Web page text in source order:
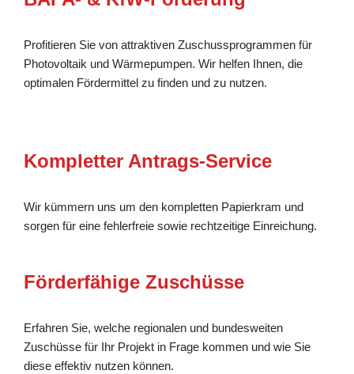
Profitieren Sie von attraktiven Zuschussprogrammen für
Photovoltaik und Wärmepumpen. Wir helfen Ihnen, die
optimalen Fördermittel zu finden und zu nutzen.
Kompletter Antrags-Service
Wir kümmern uns um den kompletten Papierkram und
sorgen für eine fehlerfreie sowie rechtzeitige Einreichung.
Förderfähige Zuschüsse
Erfahren Sie, welche regionalen und bundesweiten
Zuschüsse für Ihr Projekt in Frage kommen und wie Sie
diese effektiv nutzen können.